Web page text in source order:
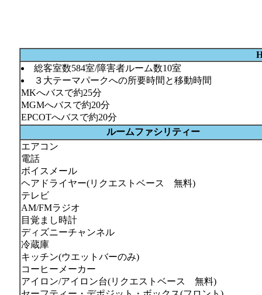
総客室数584室/障害者ルーム数10室
３大テーマパークへの所要時間と移動時間
MKへバスで約25分
MGMへバスで約20分
EPCOTへバスで約20分
ルームファシリティー
エアコン
電話
ボイスメール
ヘアドライヤー(リクエストベース 無料)
テレビ
AM/FMラジオ
目覚まし時計
ディズニーチャンネル
冷蔵庫
キッチン(ウエットバーのみ)
コーヒーメーカー
アイロン/アイロン台(リクエストベース 無料)